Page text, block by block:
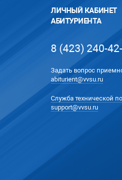
ЛИЧНЫЙ КАБИНЕТ
АБИТУРИЕНТА
8 (423) 240-
Задать вопрос
abiturient@vvsu.ru
Служба технической
support@vvsu.ru